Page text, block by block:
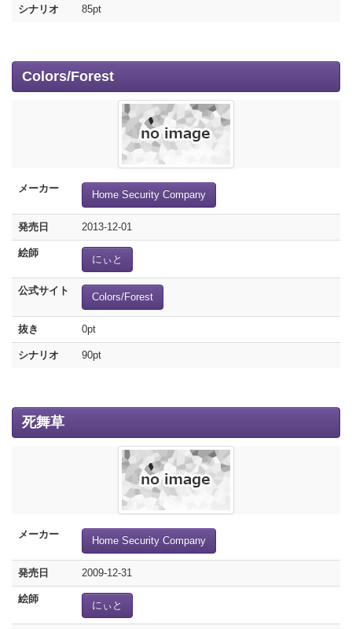
シナリオ 85pt
Colors/Forest
メーカー
Home Security Company
発売日 2013-12-01
絵師
にぃと
公式サイト
Colors/Forest
抜き 0pt
シナリオ 90pt
死舞草
メーカー
Home Security Company
発売日 2009-12-31
絵師
にぃと